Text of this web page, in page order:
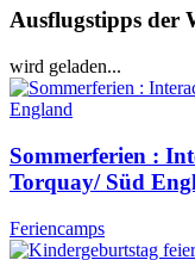
Ausflugstipps der
wird geladen...
Sommerferien :
Torquay/ Süd
Feriencamps